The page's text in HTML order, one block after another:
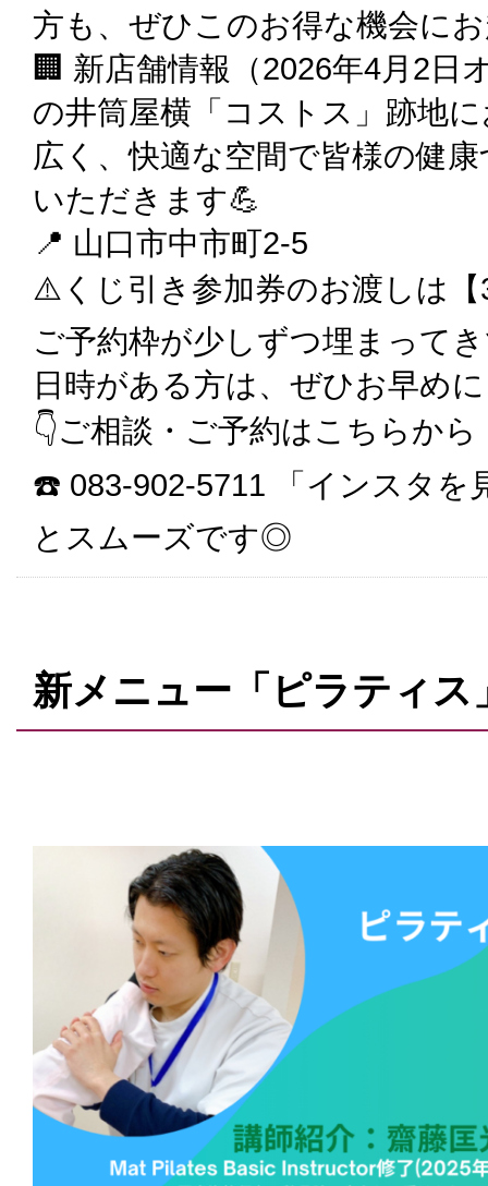
方も、ぜひこのお得な機会にお
🏢 新店舗情報（2026年4月2日
の井筒屋横「コストス」跡地
広く、快適な空間で皆様の健
いただきます💪
📍 山口市中市町2-5
⚠️くじ引き参加券のお渡しは
ご予約枠が少しずつ埋まって
日時がある方は、ぜひお早め
👇ご相談・ご予約はこちらから
☎️ 083-902-5711 「インスタを
とスムーズです◎
新メニュー「ピラティス